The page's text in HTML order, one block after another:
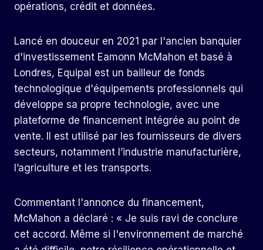
opérations, crédit et données.
Lancé en douceur en 2021 par l'ancien banquier
d'investissement Eamonn McMahon et basé à
Londres, Equipal est un bailleur de fonds
technologique d'équipements professionnels qui
développe sa propre technologie, avec une
plateforme de financement intégrée au point de
vente. Il est utilisé par les fournisseurs de divers
secteurs, notamment l’industrie manufacturière,
l’agriculture et les transports.
Commentant l'annonce du financement,
McMahon a déclaré : « Je suis ravi de conclure
cet accord. Même si l'environnement de marché